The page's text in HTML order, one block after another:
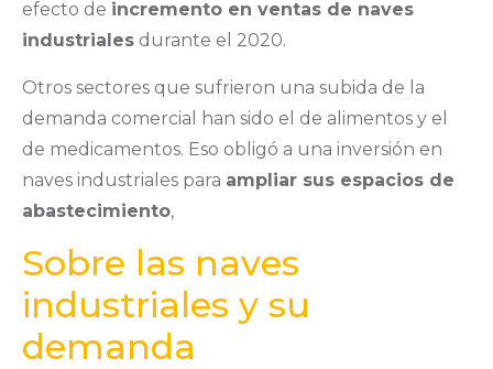
efecto de incremento en ventas de naves
industriales durante el 2020.
Otros sectores que sufrieron una subida de la
demanda comercial han sido el de alimentos y el
de medicamentos. Eso obligó a una inversión en
naves industriales para ampliar sus espacios de
abastecimiento,
Sobre las naves
industriales y su
demanda